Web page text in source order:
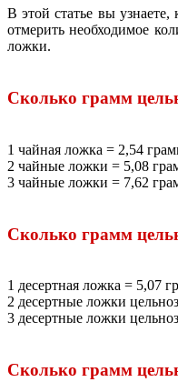
В этой статье вы
отмерить необходимое
ложки.
Сколько грамм
1 чайная ложка = 2,54
2 чайные ложки = 5,08
3 чайные ложки = 7,62
Сколько грамм
1 десертная ложка = 5,07
2 десертные ложки
3 десертные ложки
Сколько грамм